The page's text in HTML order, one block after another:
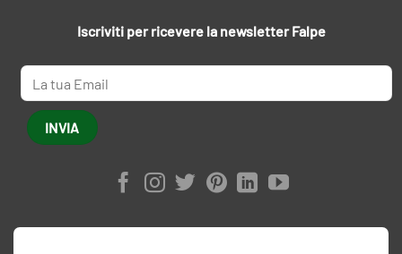
Iscriviti per ricevere la newsletter Falpe